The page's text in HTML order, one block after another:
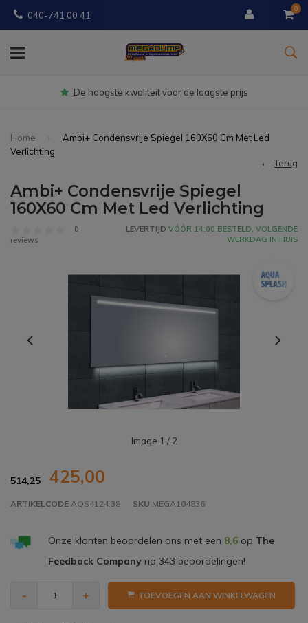
040-741 00 41
0
Gratisbezorgd vanaf € 150
Home
Ambi+ Condensvrije Spiegel 160X60 Cm Met Led
Verlichting
Terug
Ambi+ Condensvrije Spiegel
160X60 Cm Met Led Verlichting
0
reviews
LEVERTIJD VÓÓR 14:00 BESTELD, VOLGENDE
WERKDAG IN HUIS
Image 1 / 2
514,25 425,00
ARTIKELCODE AQS4124.38 SKU MEGA104836
Onze klanten beoordelen ons met een 8,6op The
Feedback Companyna 343 beoordelingen!
- + TOEVOEGEN AAN WINKELWAGEN